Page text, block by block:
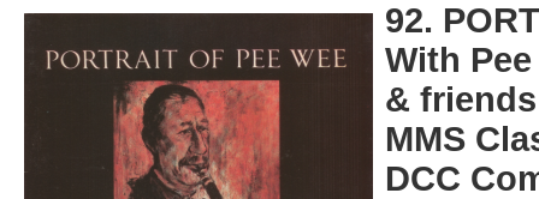
92.
With
& friends
MMS
DCC